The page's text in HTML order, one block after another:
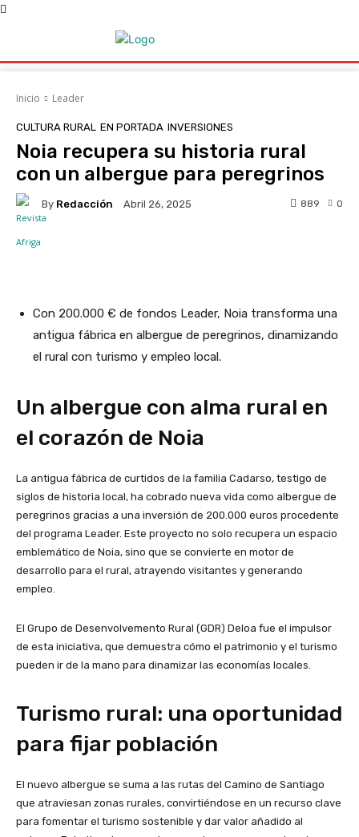
Inicio Leader
CULTURA RURAL EN PORTADA INVERSIONES
Noia recupera su historia rural
con un albergue para peregrinos
By Redacción Abril 26, 2025 0
889
Con 200.000 € de fondos Leader, Noia transforma una
antigua fábrica en albergue de peregrinos, dinamizando
el rural con turismo y empleo local.
Un albergue con alma rural en
el corazón de Noia
La antigua fábrica de curtidos de la familia Cadarso, testigo de
siglos de historia local, ha cobrado nueva vida como albergue de
peregrinos gracias a una inversión de 200.000 euros procedente
del programa Leader. Este proyecto no solo recupera un espacio
emblemático de Noia, sino que se convierte en motor de
desarrollo para el rural, atrayendo visitantes y generando
empleo.
El Grupo de Desenvolvemento Rural (GDR) Deloa fue el impulsor
de esta iniciativa, que demuestra cómo el patrimonio y el turismo
pueden ir de la mano para dinamizar las economías locales.
Turismo rural: una oportunidad
para fijar población
El nuevo albergue se suma a las rutas del Camino de Santiago
que atraviesan zonas rurales, convirtiéndose en un recurso clave
para fomentar el turismo sostenible y dar valor añadido al